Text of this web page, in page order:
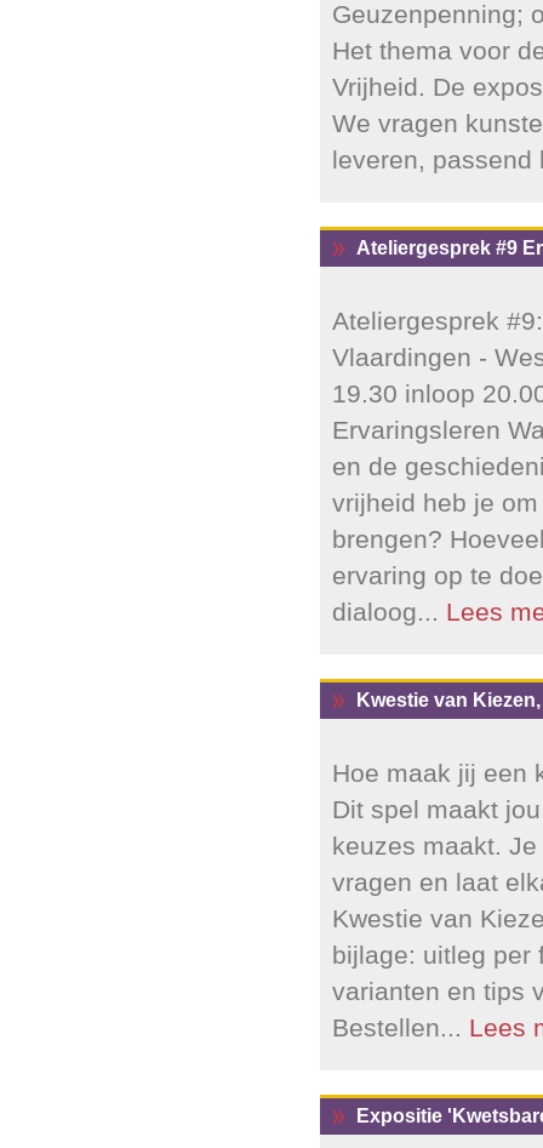
Geuzenpenning;
Het thema voor
Vrijheid. De
We vragen
leveren,
Ateliergesprek #9
Ateliergesprek
Vlaardingen -
19.30 inloop
Ervaringsleren
en de
vrijheid heb je
brengen?
ervaring op te
dialoog... Lees
Kwestie van
Hoe maak jij een
Dit spel maakt
keuzes maakt.
vragen en laat
Kwestie van
bijlage: uitleg per
varianten en tips
Bestellen... Lees
Expositie